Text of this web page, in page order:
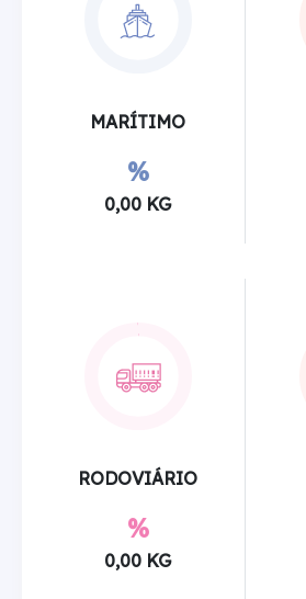
MARÍTIMO
%
0,00 KG
RODOVIÁRIO
%
0,00 KG